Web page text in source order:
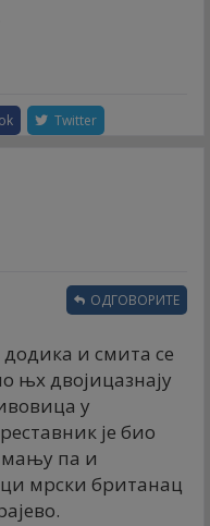
Twitter
и смита се
њх двојицазнају
у
је био
па и
мрски британац
ОДГОВОРИТЕ